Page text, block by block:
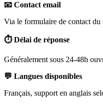
📧 Contact email
Via le formulaire de contact du
⏱️ Délai de réponse
Généralement sous 24-48h
💬 Langues disponibles
Français, support en anglais